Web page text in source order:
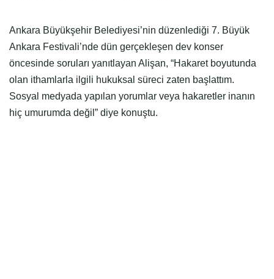
Ankara Büyükşehir Belediyesi’nin düzenlediği 7. Büyük
Ankara Festivali’nde dün gerçekleşen dev konser
öncesinde soruları yanıtlayan Alişan, “Hakaret boyutunda
olan ithamlarla ilgili hukuksal süreci zaten başlattım.
Sosyal medyada yapılan yorumlar veya hakaretler inanın
hiç umurumda değil” diye konuştu.